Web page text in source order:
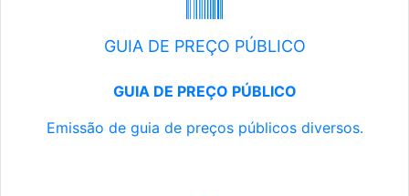
GUIA DE PREÇO PÚBLICO
GUIA DE PREÇO PÚBLICO
Emissão de guia de preços públicos diversos.